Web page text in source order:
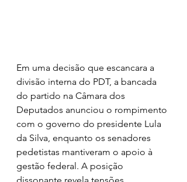
Em uma decisão que escancara a
divisão interna do PDT, a bancada
do partido na Câmara dos
Deputados anunciou o rompimento
com o governo do presidente Lula
da Silva, enquanto os senadores
pedetistas mantiveram o apoio à
gestão federal. A posição